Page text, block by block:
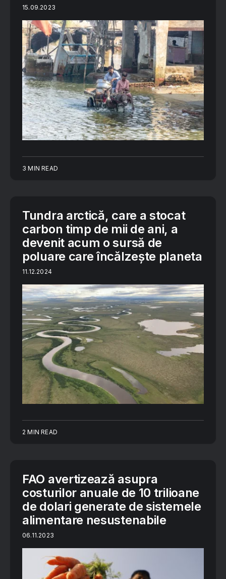
15.09.2023
3 MIN READ
Tundra arctică, care a stocat
carbon timp de mii de ani, a
devenit acum o sursă de
poluare care încălzește planeta
11.12.2024
2 MIN READ
FAO avertizează asupra
costurilor anuale de 10 trilioane
de dolari generate de sistemele
alimentare nesustenabile
06.11.2023